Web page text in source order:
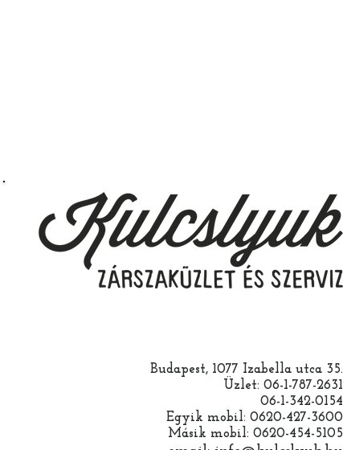
Budapest, 1077 Izabella utca 35.
Üzlet: 06-1-787-2631
06-1-342-0154
Egyik mobil: 0620-427-3600
Másik mobil: 0620-454-5105